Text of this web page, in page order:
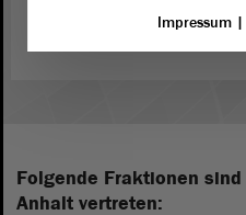
Folgende Fraktionen
Anhalt vertreten:
Impressum|